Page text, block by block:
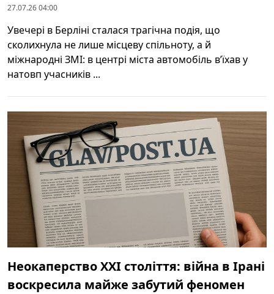
27.07.26 04:00
Увечері в Берліні сталася трагічна подія, що
сколихнула не лише місцеву спільноту, а й
міжнародні ЗМІ: в центрі міста автомобіль в’їхав у
натовп учасників ...
Неокаперство XXI століття: війна в Ірані
воскресила майже забутий феномен